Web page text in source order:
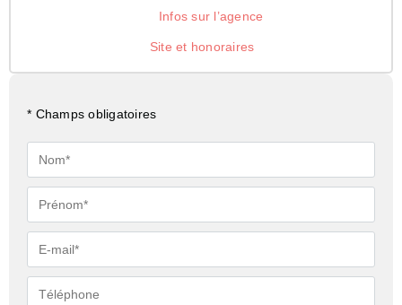
Infos sur l’agence
Site et honoraires
* Champs obligatoires
Nom*
Prénom*
E-
mail*
Téléphone